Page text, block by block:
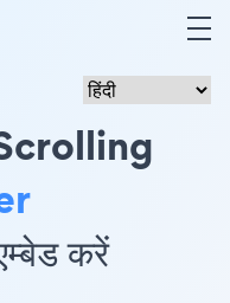
Scrolling
करें